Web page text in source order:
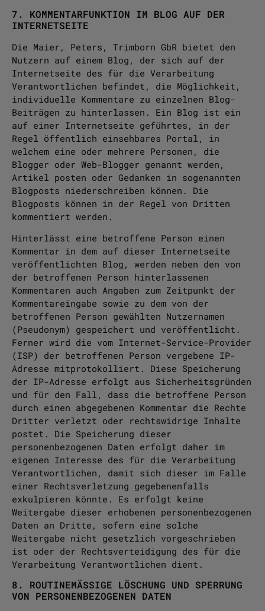
7. KOMMENTARFUNKTION IM BLOG AUF DER
INTERNETSEITE
Die Maier, Peters, Trimborn GbR bietet den
Nutzern auf einem Blog, der sich auf der
Internetseite des für die Verarbeitung
Verantwortlichen befindet, die Möglichkeit,
individuelle Kommentare zu einzelnen Blog-
Beiträgen zu hinterlassen. Ein Blog ist ein
auf einer Internetseite geführtes, in der
Regel öffentlich einsehbares Portal, in
welchem eine oder mehrere Personen, die
Blogger oder Web-Blogger genannt werden,
Artikel posten oder Gedanken in sogenannten
Blogposts niederschreiben können. Die
Blogposts können in der Regel von Dritten
kommentiert werden.
Hinterlässt eine betroffene Person einen
Kommentar in dem auf dieser Internetseite
veröffentlichten Blog, werden neben den von
der betroffenen Person hinterlassenen
Kommentaren auch Angaben zum Zeitpunkt der
Kommentareingabe sowie zu dem von der
betroffenen Person gewählten Nutzernamen
(Pseudonym) gespeichert und veröffentlicht.
Ferner wird die vom Internet-Service-Provider
(ISP) der betroffenen Person vergebene IP-
Adresse mitprotokolliert. Diese Speicherung
der IP-Adresse erfolgt aus Sicherheitsgründen
und für den Fall, dass die betroffene Person
durch einen abgegebenen Kommentar die Rechte
Dritter verletzt oder rechtswidrige Inhalte
postet. Die Speicherung dieser
personenbezogenen Daten erfolgt daher im
eigenen Interesse des für die Verarbeitung
Verantwortlichen, damit sich dieser im Falle
einer Rechtsverletzung gegebenenfalls
exkulpieren könnte. Es erfolgt keine
Weitergabe dieser erhobenen personenbezogenen
Daten an Dritte, sofern eine solche
Weitergabe nicht gesetzlich vorgeschrieben
ist oder der Rechtsverteidigung des für die
Verarbeitung Verantwortlichen dient.
8. ROUTINEMÄSSIGE LÖSCHUNG UND SPERRUNG V
ON PERSONENBEZOGENEN DATEN